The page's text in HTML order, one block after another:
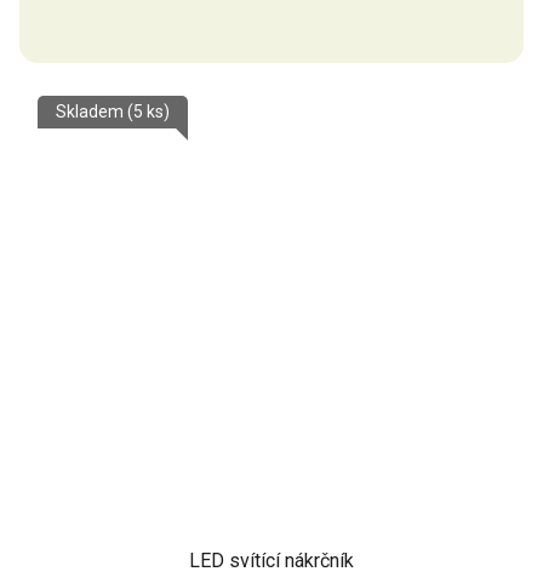
LED svítící nákrčník
Skladem (5 ks)